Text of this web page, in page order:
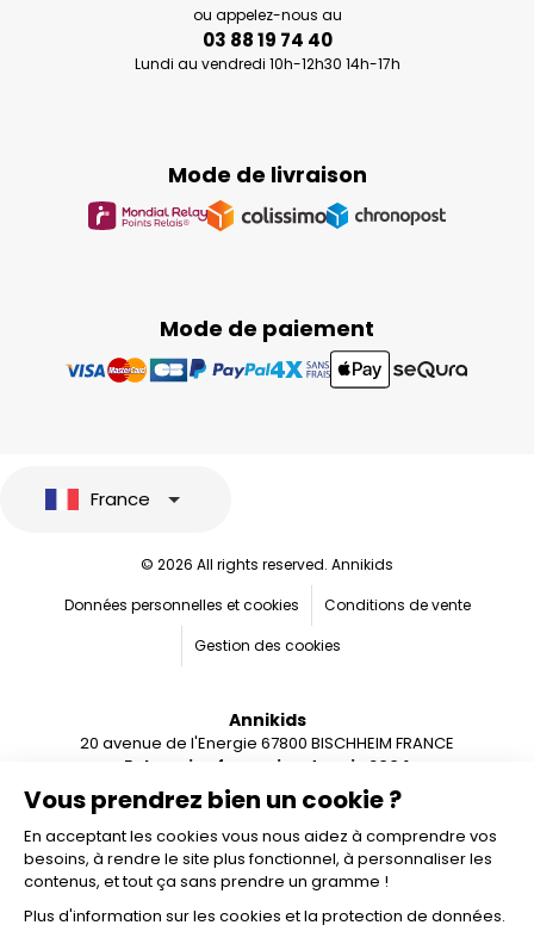
Mode de paiement
Mode de livraison
ou appelez-nous au
03 88 19 74 40
Lundi au vendredi 10h-12h30 14h-17h
Vous prendrez bien un cookie ?
En acceptant les cookies vous nous aidez à comprendre vos
besoins, à rendre le site plus fonctionnel, à personnaliser les
contenus, et tout ça sans prendre un gramme !
Plus d'information sur les cookies et la protection de données.
France
© 2026 All rights reserved. Annikids
Données personnelles et cookies
Conditions de vente
Gestion des cookies
Annikids
20 avenue de l'Energie 67800 BISCHHEIM FRANCE
Entreprise française depuis 2004